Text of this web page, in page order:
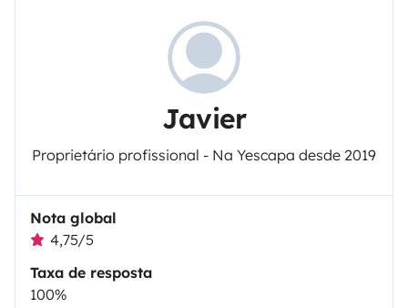
Javier
Proprietário profissional - Na Yescapa desde 2019
Nota global
4,75/5
Taxa de resposta
100%